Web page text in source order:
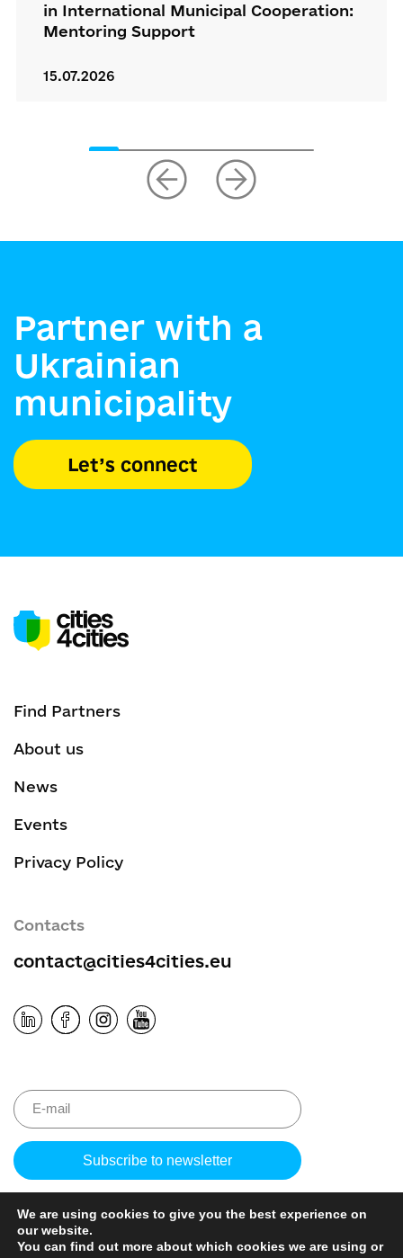
in International Municipal Cooperation:
Mentoring Support
15.07.2026
Partner with a
Ukrainian
municipality
Let’s connect
Find Partners
About us
News
Events
Privacy Policy
Contacts
contact@cities4cities.eu
Please
leave
this
field
empty.
We are using cookies to give you the best experience on
our website.
You can find out more about which cookies we are using or